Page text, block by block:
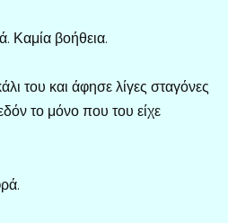
Καμία βοήθεια.
του και άφησε λίγες σταγόνες
το μόνο που του είχε